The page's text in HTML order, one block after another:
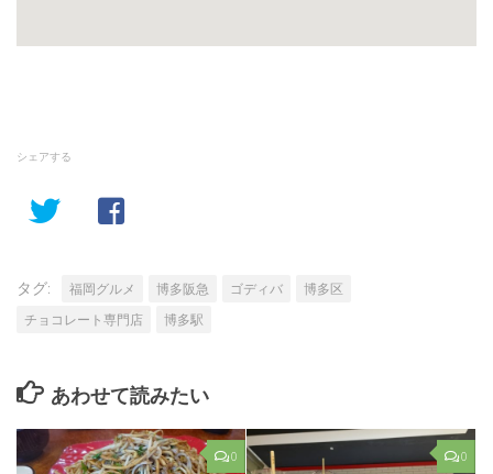
シェアする
タグ: 福岡グルメ 博多阪急 ゴディバ
博多区
チョコレート専門店
博多駅
あわせて読みたい
0 0